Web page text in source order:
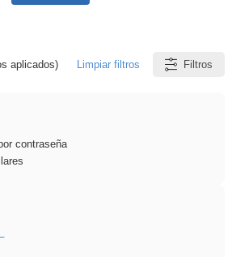
aplicados) Limpiar filtros Filtros
contraseña